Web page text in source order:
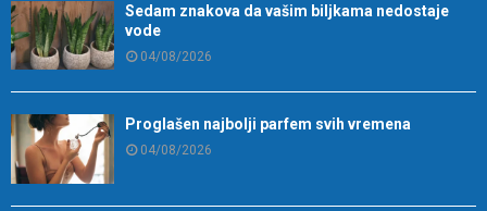
Sedam znakova da vašim biljkama nedostaje
vode
04/08/2026
Proglašen najbolji parfem svih vremena
04/08/2026